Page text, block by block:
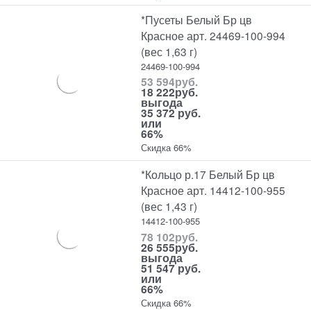
*Пусеты Белый Бр цв
Красное арт. 24469-100-994
(вес 1,63 г)
24469-100-994
53 594руб.
18 222руб.
выгода
35 372 руб.
или
66%
Скидка 66%
*Кольцо р.17 Белый Бр цв
Красное арт. 14412-100-955
(вес 1,43 г)
14412-100-955
78 102руб.
26 555руб.
выгода
51 547 руб.
или
66%
Скидка 66%